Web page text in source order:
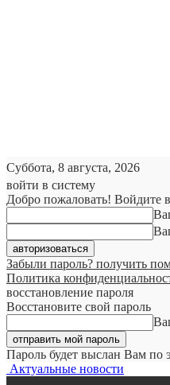
Суббота, 8 августа, 2026
войти в систему
Добро пожаловать! Войдите
Забыли пароль? получить
Политика
восстановление пароля
Восстановите свой пароль
Пароль будет выслан Вам по
Актуальные новости